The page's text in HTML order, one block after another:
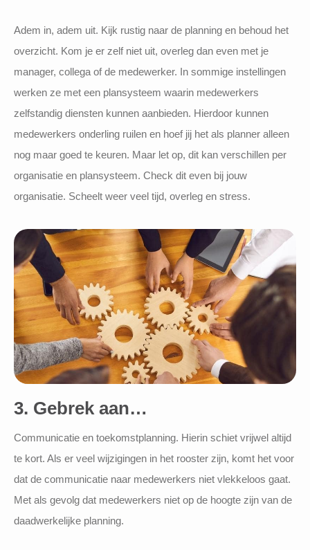
Adem in, adem uit. Kijk rustig naar de planning en behoud het
overzicht. Kom je er zelf niet uit, overleg dan even met je
manager, collega of de medewerker. In sommige instellingen
werken ze met een plansysteem waarin medewerkers
zelfstandig diensten kunnen aanbieden. Hierdoor kunnen
medewerkers onderling ruilen en hoef jij het als planner alleen
nog maar goed te keuren. Maar let op, dit kan verschillen per
organisatie en plansysteem. Check dit even bij jouw
organisatie. Scheelt weer veel tijd, overleg en stress.
3. Gebrek aan…
Communicatie en toekomstplanning. Hierin schiet vrijwel altijd
te kort. Als er veel wijzigingen in het rooster zijn, komt het voor
dat de communicatie naar medewerkers niet vlekkeloos gaat.
Met als gevolg dat medewerkers niet op de hoogte zijn van de
daadwerkelijke planning.